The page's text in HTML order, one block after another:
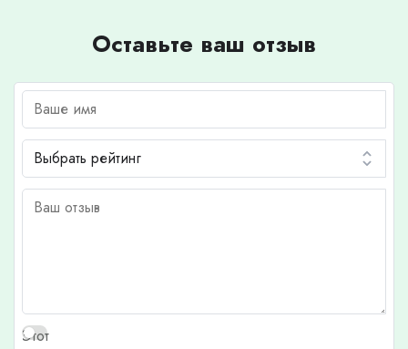
Оставьте ваш отзыв
Этот